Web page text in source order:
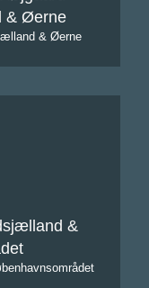
& Øerne